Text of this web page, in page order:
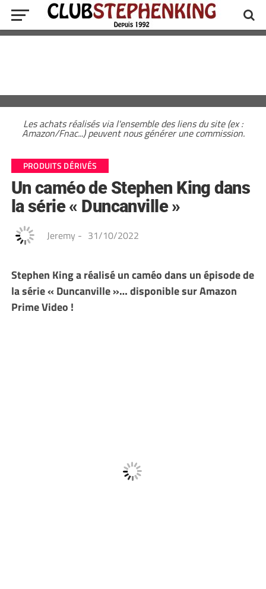
Les achats réalisés via l'ensemble des liens du site (ex :
Amazon/Fnac...) peuvent nous générer une commission.
PRODUITS DÉRIVÉS
Un caméo de Stephen King dans
la série « Duncanville »
Jeremy - 31/10/2022
Stephen King a réalisé un caméo dans un épisode de
la série « Duncanville »… disponible sur Amazon
Prime Video !